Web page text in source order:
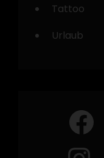
Tattoo
Urlaub